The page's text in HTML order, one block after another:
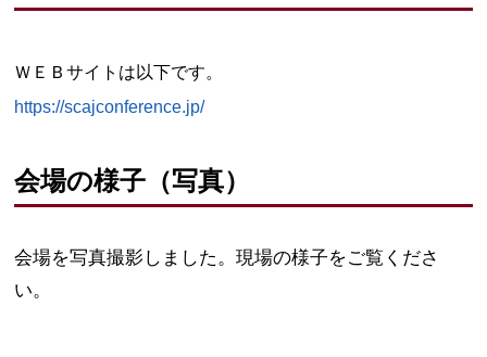
ＷＥＢサイトは以下です。
https://scajconference.jp/
会場の様子（写真）
会場を写真撮影しました。現場の様子をご覧くださ
い。